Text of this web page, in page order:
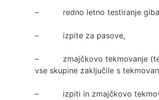
– redno letno testiranje
– izpite za pasove,
– zmajčkovo tekmovanje
vse skupine zaključile s
– izpiti in zmajčkovo